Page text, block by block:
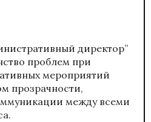
директор”
проблем при
мероприятий
прозрачности,
между всеми